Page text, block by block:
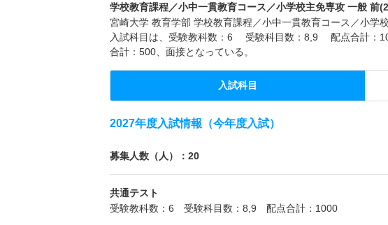
学校教育課程／小中一貫教育コース／小学校主免専攻 一般 前
宮崎大学 教育学部 学校教育課程／小中一貫教育コース／小学
入試科目は、受験教科数：6 受験科目数：8,9 配点合計：
合計：500、面接となっている。
入試科目
2027年度入試情報（今年度入試）
募集人数（人）：20
共通テスト
受験教科数：6 受験科目数：8,9 配点合計：1000